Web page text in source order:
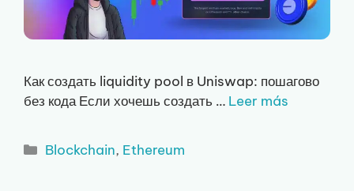
Как создать liquidity pool в Uniswap: пошагово
без кода Если хочешь создать … Leer más
Рубрики
Blockchain, Ethereum